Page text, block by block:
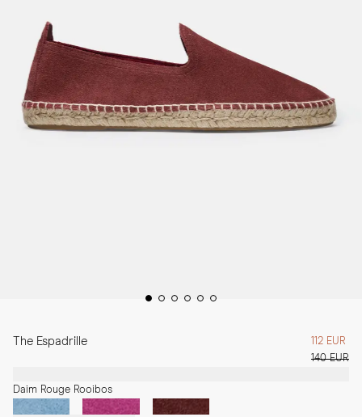
The Espadrille
112 EUR
140 EUR
Daim Rouge Rooibos